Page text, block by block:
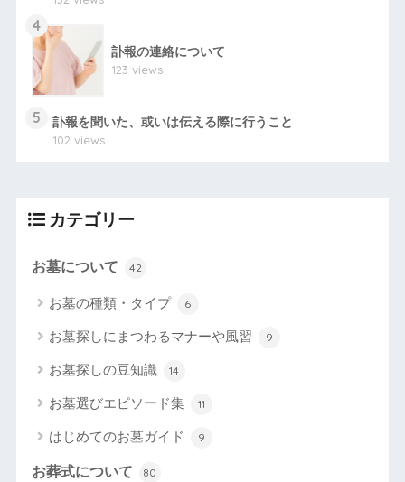
4
訃報の連絡について
123 views
5
訃報を聞いた、或いは伝える際に行うこと
102 views
カテゴリー
お墓について 42
お墓の種類・タイプ 6
お墓探しにまつわるマナーや風習 9
お墓探しの豆知識 14
お墓選びエピソード集 11
はじめてのお墓ガイド 9
お葬式について 80